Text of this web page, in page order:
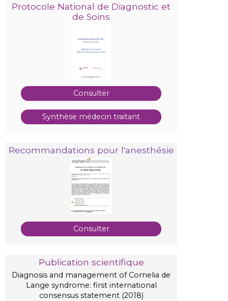
Protocole National de Diagnostic et
de Soins
Consulter
Synthèse médecin traitant
Recommandations pour l'anesthésie
Consulter
Publication scientifique
Diagnosis and management of Cornelia de
Lange syndrome: first international
consensus statement (2018)